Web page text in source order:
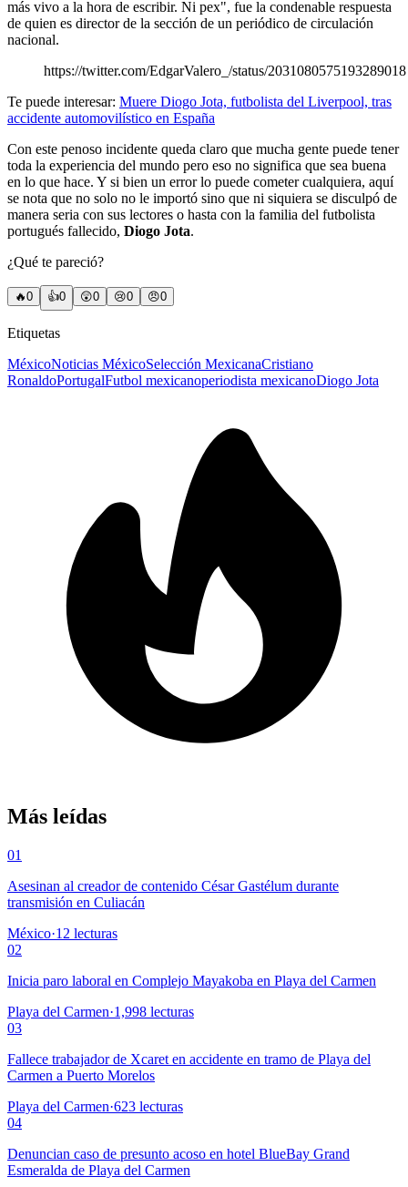
más vivo a la hora de escribir. Ni pex", fue la condenable respuesta
de quien es director de la sección de un periódico de circulación
nacional.
https://twitter.com/EdgarValero_/status/2031080575193289018
Te puede interesar: Muere Diogo Jota, futbolista del Liverpool, tras
accidente automovilístico en España
Con este penoso incidente queda claro que mucha gente puede tener
toda la experiencia del mundo pero eso no significa que sea buena
en lo que hace. Y si bien un error lo puede cometer cualquiera, aquí
se nota que no solo no le importó sino que ni siquiera se disculpó de
manera seria con sus lectores o hasta con la familia del futbolista
portugués fallecido, Diogo Jota.
¿Qué te pareció?
🔥0 👍0 😲0 😢0 😠0
Etiquetas
MéxicoNoticias MéxicoSelección MexicanaCristiano
RonaldoPortugalFutbol mexicanoperiodista mexicanoDiogo Jota
Más leídas
01
Asesinan al creador de contenido César Gastélum durante
transmisión en Culiacán
México·12 lecturas
02
Inicia paro laboral en Complejo Mayakoba en Playa del Carmen
Playa del Carmen·1,998 lecturas
03
Fallece trabajador de Xcaret en accidente en tramo de Playa del
Carmen a Puerto Morelos
Playa del Carmen·623 lecturas
04
Denuncian caso de presunto acoso en hotel BlueBay Grand
Esmeralda de Playa del Carmen